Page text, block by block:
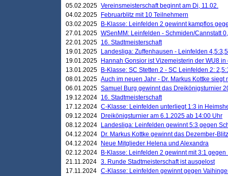
05.02.2025 Vereinsmeisterschaft beginnt am Di, 11.02.
04.02.2025
Februarblitz mit 10 Teilnehmern
03.02.2025
B-Klasse: Leinfelden 2 gewinnt kampflos
27.01.2025 WSenMM: Leinfelden - Schmiden/Cannstatt
22.01.2025 16. Stadtmeisterschaft
19.01.2025
Landesliga: Zuffenhausen - Leinfelden 4,5:3,5
19.01.2025
Hannah Gonsior ist Vizemeisterin der WU8 in
13.01.2025
B-Klasse: SC Stetten 2 - SC Leinfelden 2:
08.01.2025 Auch im neuen Jahr - Dr. Markus Kottke
06.01.2025 Samuel Burg gewinnt das Dreikönigsturnier
19.12.2024 16. Stadtmeisterschaft
17.12.2024 C-Klasse: Leinfelden unterliegt 1:3 in
09.12.2024
Dreikönigsturnier am 6.1.2025 ab 14:00 Uhr
08.12.2024
Landesliga: Leinfelden gewinnt 5:3 gegen
04.12.2024
Dr. Markus Kottke gewinnt das Dezember-
04.12.2024
Neue Mitglieder Helena und Alexandra
02.12.2024
B-Klasse: Leinfelden 2 gewinnt mit 3:1
21.11.2024 3. Runde Stadtmeisterschaft ist ausgelost
17.11.2024 C-Klasse: Leinfelden gewinnt gegen